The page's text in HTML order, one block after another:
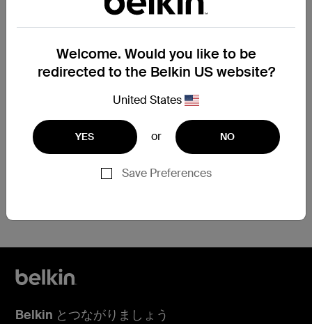
保証対象製品の交換が必要で
すか？
保証交換申請フォームにご記入いただけれ
ば、サポートチームより手続きのご案内を
保証交換を申請
Welcome. Would you like to be
redirected to the Belkin US website?
United States
YES or NO
Save Preferences
Belkin とつながりましょう